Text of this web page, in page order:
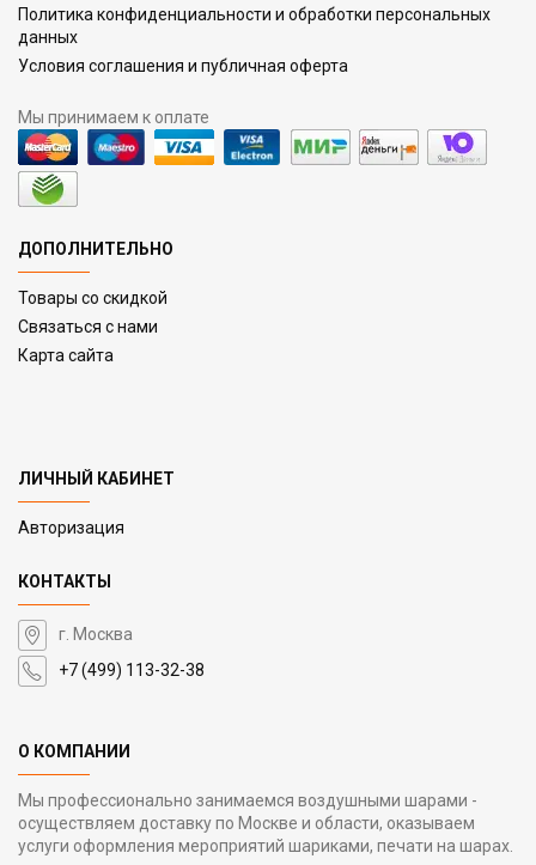
Политика конфиденциальности и обработки персональных
данных
Условия соглашения и публичная оферта
Мы принимаем к оплате
ДОПОЛНИТЕЛЬНО
Товары со скидкой
Связаться с нами
Карта сайта
ЛИЧНЫЙ КАБИНЕТ
Авторизация
КОНТАКТЫ
г. Москва
+7 (499) 113-32-38
О КОМПАНИИ
Мы профессионально занимаемся воздушными шарами -
осуществляем доставку по Москве и области, оказываем
услуги оформления мероприятий шариками, печати на шарах.